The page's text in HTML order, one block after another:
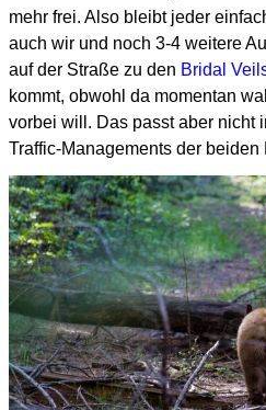
mehr frei. Also bleibt jeder
auch wir und noch 3-4 weitere
auf der Straße zu den Bridal
kommt, obwohl da momentan
vorbei will. Das passt aber nicht
Traffic-Managements der beiden